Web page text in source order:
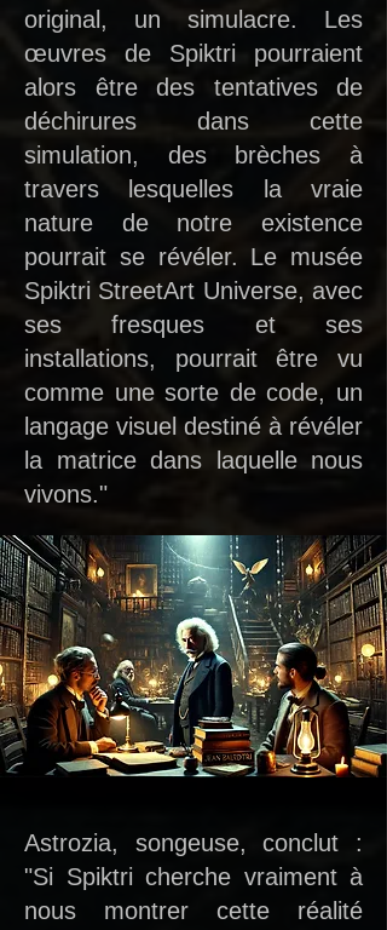
original, un simulacre. Les
œuvres de Spiktri pourraient
alors être des tentatives de
déchirures dans cette
simulation, des brèches à
travers lesquelles la vraie
nature de notre existence
pourrait se révéler. Le musée
Spiktri StreetArt Universe, avec
ses fresques et ses
installations, pourrait être vu
comme une sorte de code, un
langage visuel destiné à révéler
la matrice dans laquelle nous
vivons."
Astrozia, songeuse, conclut :
"Si Spiktri cherche vraiment à
nous montrer cette réalité